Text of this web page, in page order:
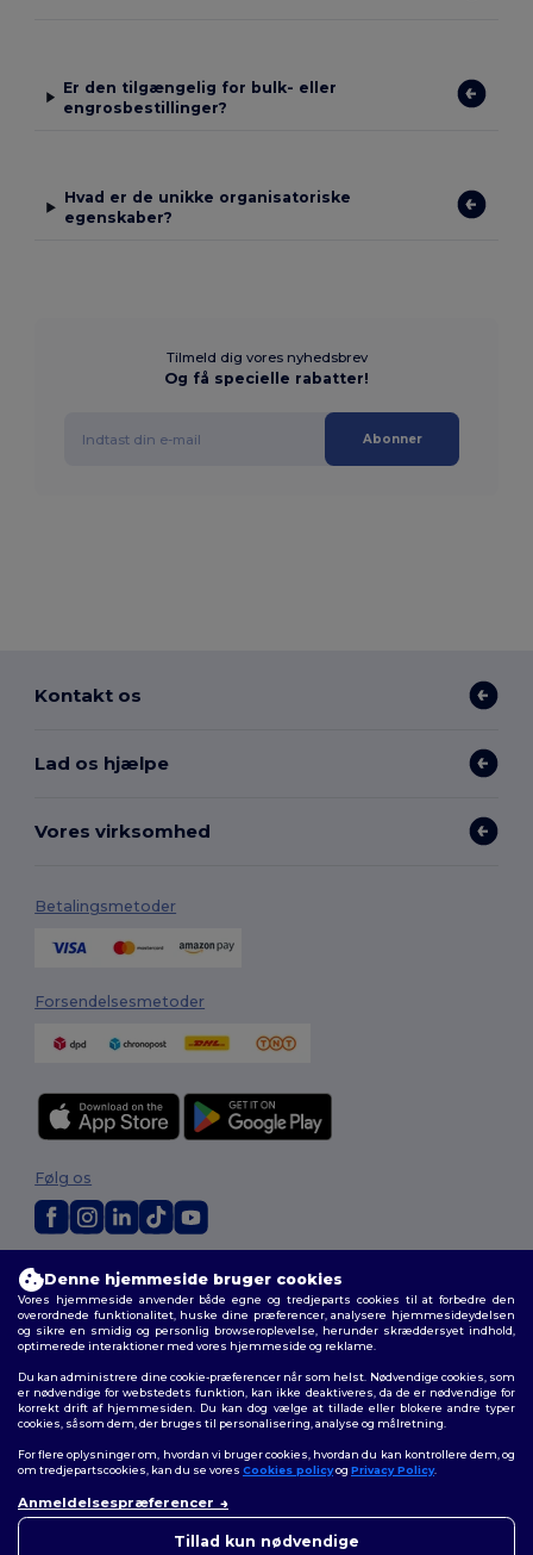
Er den tilgængelig for bulk- eller
engrosbestillinger?
Hvad er de unikke organisatoriske
egenskaber?
Tilmeld dig vores nyhedsbrev
Og få specielle rabatter!
Abonner
Kontakt os
Lad os hjælpe
Vores virksomhed
Betalingsmetoder
Forsendelsesmetoder
Vilkår og Betingelser
|Tilpasset politik Fortrolighedspolitik|
Politik for
cookies|Sitemap
Følg os
Denne hjemmeside bruger cookies
Vores hjemmeside anvender både egne og tredjeparts cookies til at forbedre den
overordnede funktionalitet, huske dine præferencer, analysere hjemmesideydelsen
og sikre en smidig og personlig browseroplevelse, herunder skræddersyet indhold,
optimerede interaktioner med vores hjemmeside og reklame.
Du kan administrere dine cookie-præferencer når som helst. Nødvendige cookies, som
er nødvendige for webstedets funktion, kan ikke deaktiveres, da de er nødvendige for
korrekt drift af hjemmesiden. Du kan dog vælge at tillade eller blokere andre typer
cookies, såsom dem, der bruges til personalisering, analyse og målretning.
For flere oplysninger om, hvordan vi bruger cookies, hvordan du kan kontrollere dem, og
om tredjepartscookies, kan du se vores Cookies policyog Privacy Policy.
Anmeldelsespræferencer
Tillad kun nødvendige
bekymringer, kan du kontakte